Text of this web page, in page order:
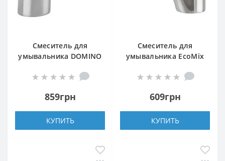
Смеситель для
умывальника DOMINO
859грн
КУПИТЬ
Смеситель для
умывальника EcoMix
609грн
КУПИТЬ